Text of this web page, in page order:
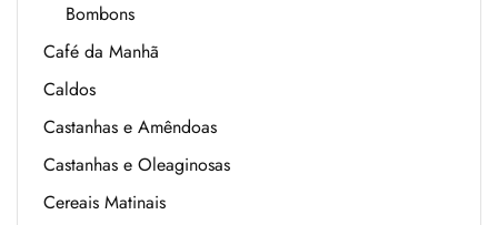
Bombons
Café da Manhã
Caldos
Castanhas e Amêndoas
Castanhas e Oleaginosas
Cereais Matinais